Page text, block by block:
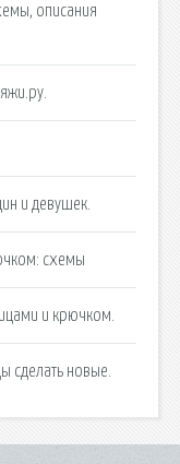
описания
и девушек.
схемы
и крючком.
сделать новые.